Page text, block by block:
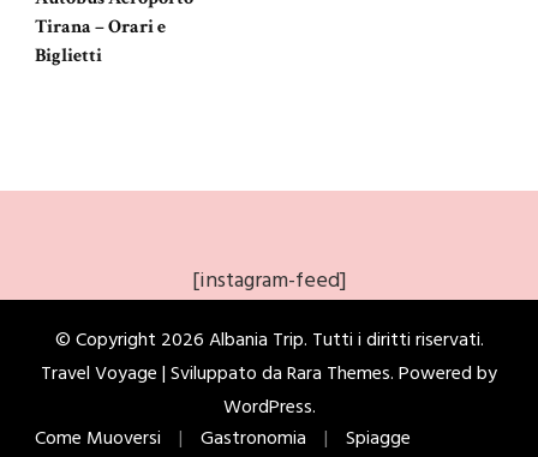
Tirana – Orari e
Biglietti
[instagram-feed]
© Copyright 2026Albania Trip. Tutti i diritti riservati.
Travel Voyage | Sviluppato daRara Themes. Powered by
WordPress.
Come Muoversi
Gastronomia
Spiagge